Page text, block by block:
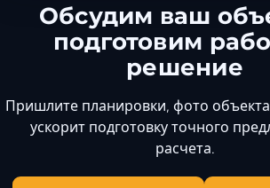
Обсудим ваш
подготовим
решение
Пришлите планировки, фото
ускорит подготовку точного
расчета.